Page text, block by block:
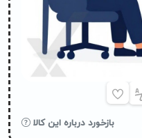
بازخورد درباره این کالا